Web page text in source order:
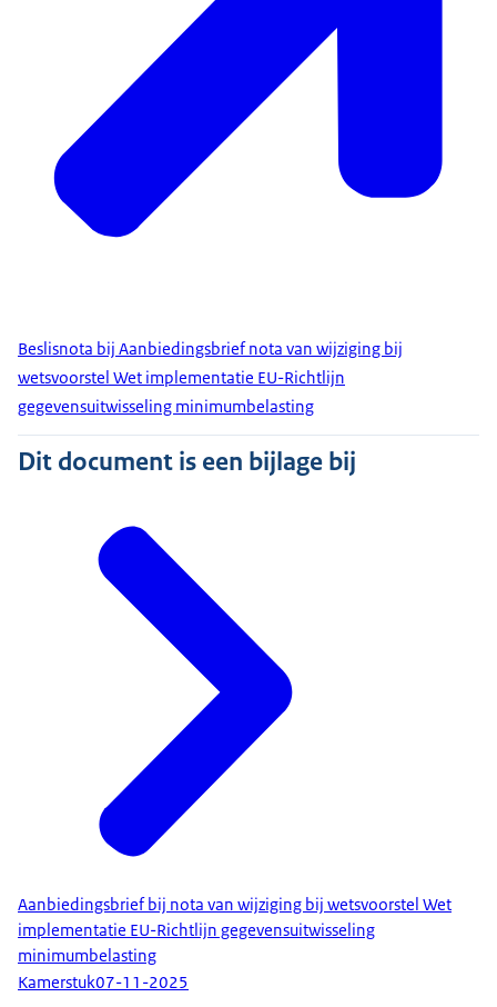
Beslisnota bij Aanbiedingsbrief nota van wijziging bij
wetsvoorstel Wet implementatie EU-Richtlijn
gegevensuitwisseling minimumbelasting
Dit document is een bijlage bij
Aanbiedingsbrief bij nota van wijziging bij wetsvoorstel Wet
implementatie EU-Richtlijn gegevensuitwisseling
minimumbelasting
Kamerstuk07-11-2025